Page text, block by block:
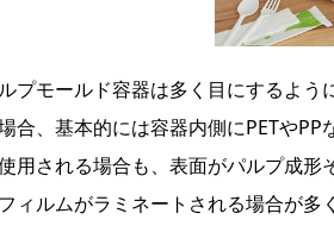
プモールド容器は多く目にするよ
合、基本的には容器内側にPETや
用される場合も、表面がパルプ成形
ィルムがラミネートされる場合が